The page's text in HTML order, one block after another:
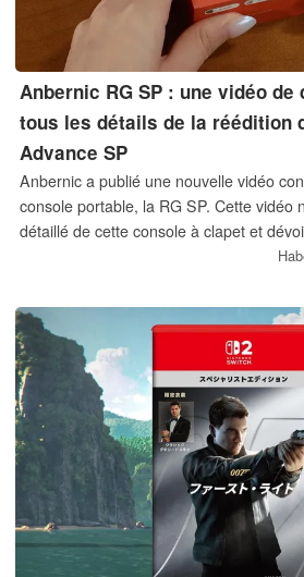
Anbernic RG SP : une vidéo
tous les détails de la réédition
Advance SP
Anbernic a publié une nouvelle vidéo
console portable, la RG SP. Cette vidéo
détaillé de cette console à clapet et
l'ensemble de ses fonctionnalités et de